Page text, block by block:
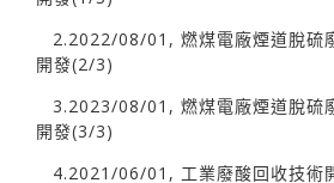
2.2022/08/01, 燃煤電廠煙道脫硫
開發(2/3)
3.2023/08/01, 燃煤電廠煙道脫硫
開發(3/3)
4.2021/06/01, 工業廢酸回收技術